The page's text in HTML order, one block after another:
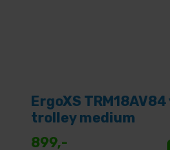
ErgoXS
trolley medium
899,-